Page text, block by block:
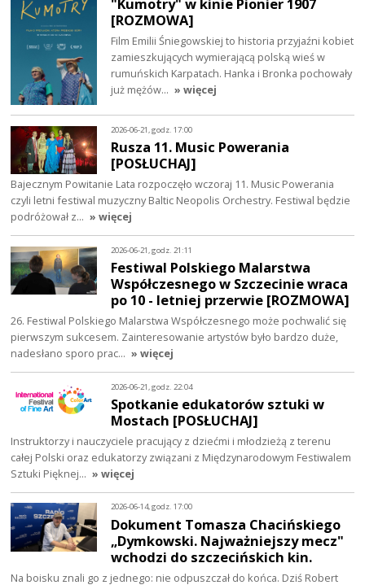
[ROZMOWA]
Film Emilii Śniegowskiej to historia przyjaźni kobiet
zamieszkujących wymierającą polską wieś w
rumuńskich Karpatach. Hanka i Bronka pochowały
już mężów… » więcej
2026-06-21, godz. 17:00
Rusza 11. Music Powerania
[POSŁUCHAJ]
Bajecznym Powitanie Lata rozpoczęło wczoraj 11. Music Powerania
czyli letni festiwal muzyczny Baltic Neopolis Orchestry. Festiwal będzie
podróżował z… » więcej
2026-06-21, godz. 21:11
Festiwal Polskiego Malarstwa
Współczesnego w Szczecinie wraca
po 10 - letniej przerwie [ROZMOWA]
26. Festiwal Polskiego Malarstwa Współczesnego może pochwalić się
pierwszym sukcesem. Zainteresowanie artystów było bardzo duże,
nadesłano sporo prac… » więcej
2026-06-21, godz. 22:04
Spotkanie edukatorów sztuki w
Mostach [POSŁUCHAJ]
Instruktorzy i nauczyciele pracujący z dziećmi i młodzieżą z terenu
całej Polski oraz edukatorzy związani z Międzynarodowym Festiwalem
Sztuki Pięknej… » więcej
2026-06-14, godz. 17:00
Dokument Tomasza Chacińskiego
„Dymkowski. Najważniejszy mecz"
wchodzi do szczecińskich kin.
Na boisku znali go z jednego: nie odpuszczał do końca. Dziś Robert